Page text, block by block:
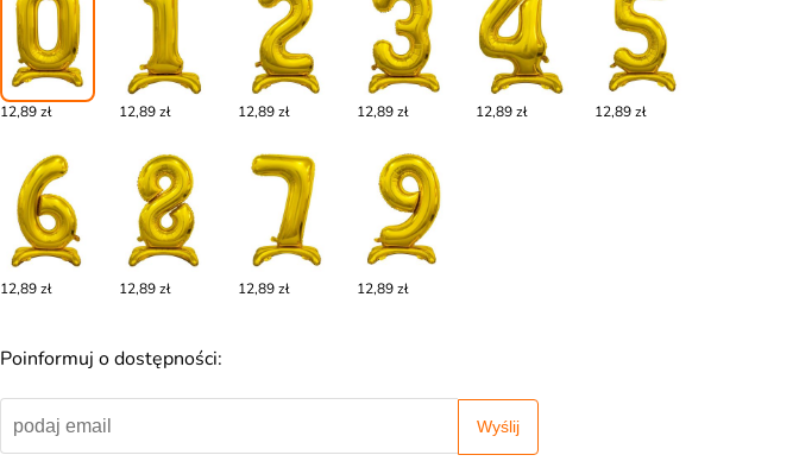
Poinformuj o dostępności:
Wyślij
12,89 zł 12,89 zł 12,89 zł 12,89 zł 12,89 zł 12,89 zł
12,89 zł 12,89 zł 12,89 zł 12,89 zł